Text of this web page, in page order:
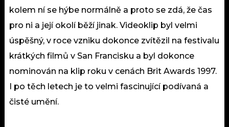
kolem ní se hýbe normálně a proto se zdá, že čas
pro ni a její okolí běží jinak. Videoklip byl velmi
úspěšný, v roce vzniku dokonce zvítězil na festivalu
krátkých filmů v San Francisku a byl dokonce
nominován na klip roku v cenách Brit Awards 1997.
I po těch letech je to velmi fascinující podívaná a
čisté umění.